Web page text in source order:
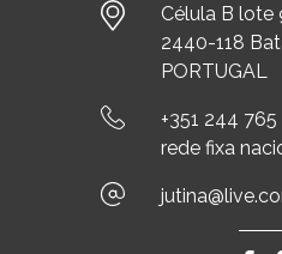
Célula B lote
2440-118
PORTUGAL
+351 244
rede fixa